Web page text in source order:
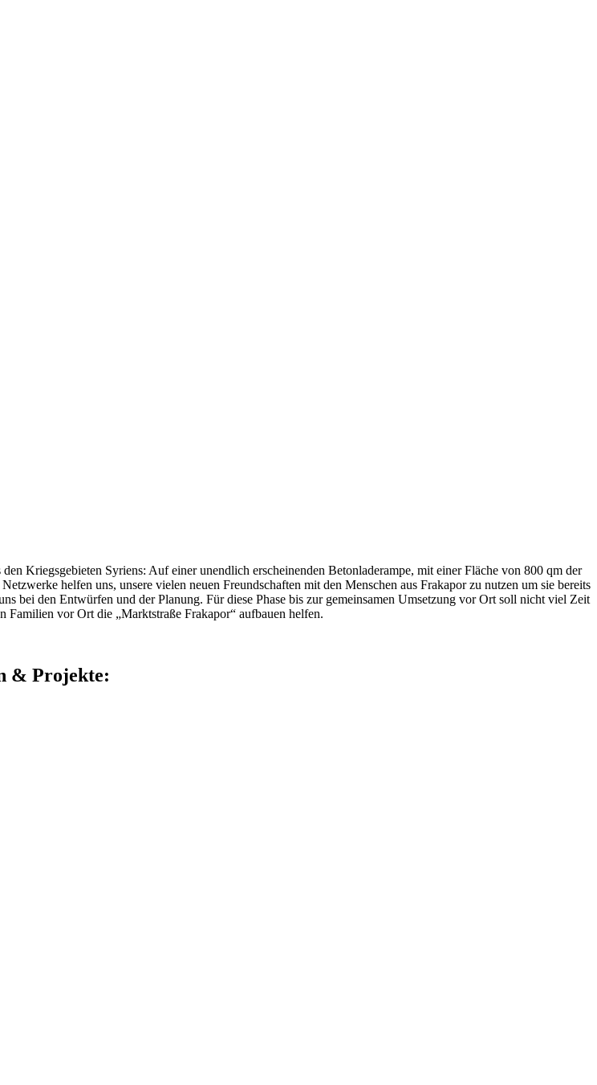
Kriegsgebieten Syriens: Auf einer unendlich erscheinenden Betonladerampe, mit einer Fläche von 800 qm der
helfen uns, unsere vielen neuen Freundschaften mit den Menschen aus Frakapor zu nutzen um sie bereits
bei den Entwürfen und der Planung. Für diese Phase bis zur gemeinsamen Umsetzung vor Ort soll nicht viel Zeit
vor Ort die „Marktstraße Frakapor“ aufbauen helfen.
& Projekte: